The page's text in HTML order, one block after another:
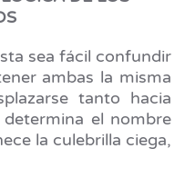
sea fácil confundir
ambas la misma
tanto hacia
el nombre
la culebrilla ciega,